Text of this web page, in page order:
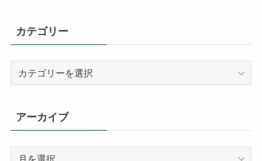
カテゴリー
リ
ー
アーカイブ